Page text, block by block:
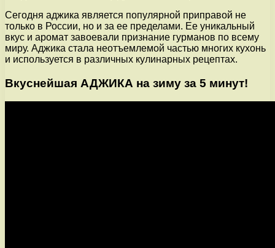
Сегодня аджика является популярной приправой не
только в России, но и за ее пределами. Ее уникальный
вкус и аромат завоевали признание гурманов по всему
миру. Аджика стала неотъемлемой частью многих кухонь
и используется в различных кулинарных рецептах.
Вкуснейшая АДЖИКА на зиму за 5 минут!